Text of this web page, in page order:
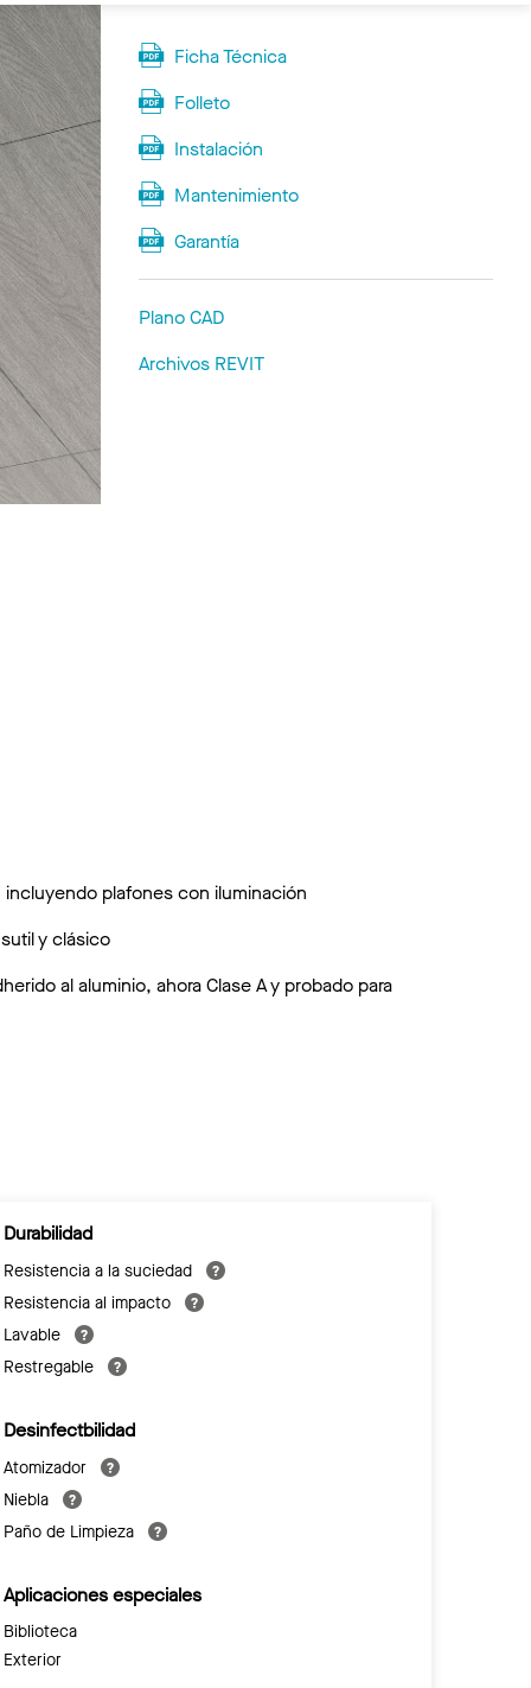
Ficha Técnica
Folleto
Instalación
Mantenimiento
Garantía
Plano CAD
Archivos REVIT
incluyendo plafones con iluminación
y clásico
al aluminio, ahora Clase A y probado para
Durabilidad
Resistencia a la suciedad
Resistencia al impacto
Lavable
Restregable
Desinfectbilidad
Atomizador
Niebla
Paño de Limpieza
Aplicaciones especiales
Biblioteca
Exterior